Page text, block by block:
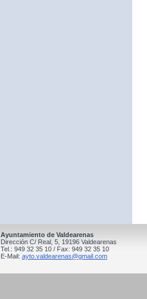
Ayuntamiento de Valdearenas
Dirección C/ Real, 5, 19196 Valdearenas
Tel.: 949 32 35 10 / Fax: 949 32 35 10
E-Mail: ayto.valdearenas@gmail.com